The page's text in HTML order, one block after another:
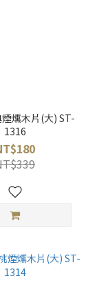
燻木片(大) ST-
1316